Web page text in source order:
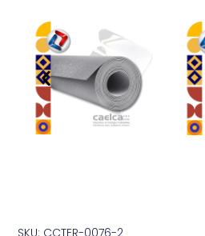
SKU: CCTER-0076-2